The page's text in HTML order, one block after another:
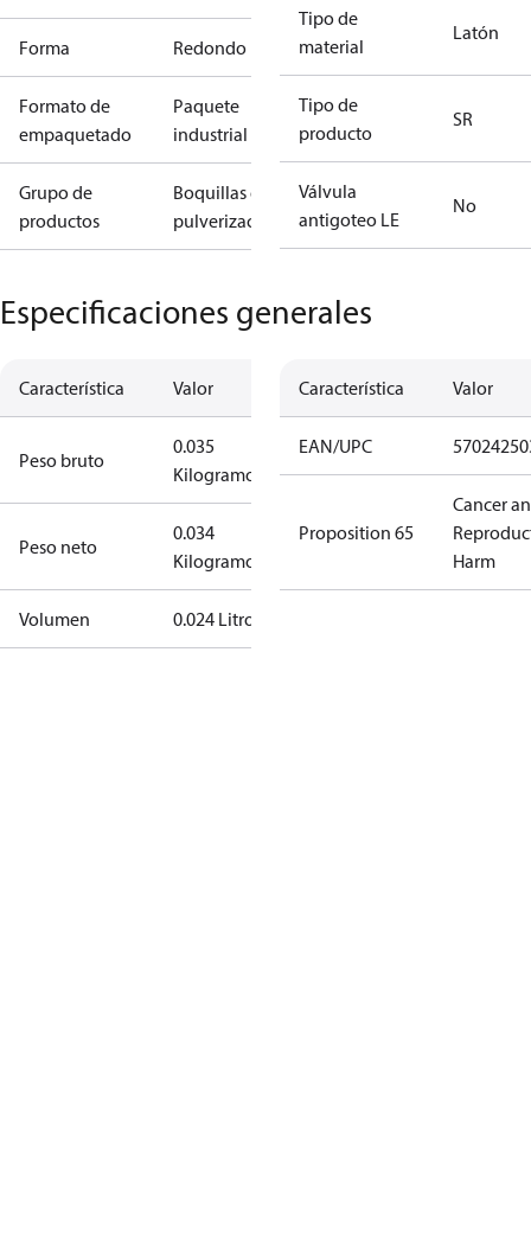
Forma Redondo
Formato de
empaquetado
Paquete
industrial
Grupo de
productos
Boquillas de
pulverización
Tipo de
material
Latón
Tipo de
producto
SR
Válvula
antigoteo LE
No
Especificaciones generales
Característica Valor
Peso bruto
0.035
Kilogramo
Peso neto
0.034
Kilogramo
Volumen 0.024 Litro
Característica Valor
EAN/UPC
Proposition 65
Cancer
Harm